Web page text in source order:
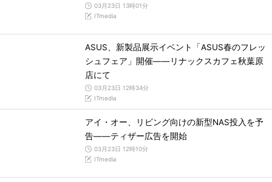
03月23日 13時01分
ITmedia
ASUS、新製品展示イベント「ASUS春のフレッ
シュフェア」開催――リナックスカフェ秋葉原
店にて
03月23日 12時34分
ITmedia
アイ・オー、リビング向けの新型NAS投入を予
告――ティザー広告を開始
03月23日 12時10分
ITmedia